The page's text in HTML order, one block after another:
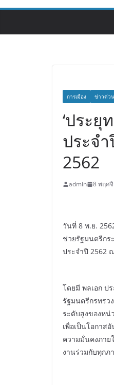
การเมือง ข่าวด่วน
‘ประ
ประจ
2562
admin 8 พฤศ
วันที่ 8 พ.ย.
ช่วยรัฐมนตรีกร
ประจำปี 2562
โดยมี พลเอก ป
รัฐมนตรีกรทรว
ระดับสูงของหน่
เพื่อเป็นโอกาส
ความมั่นคงภาย
งานร่วมกับทุกภ